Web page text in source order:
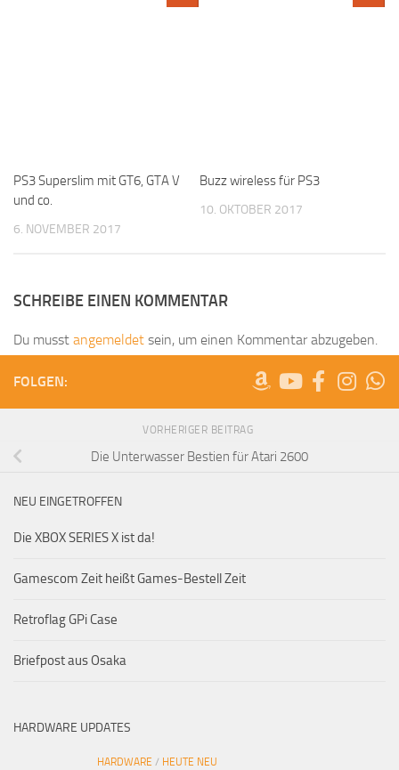
PS3 Superslim mit GT6, GTA V
und co.
6. NOVEMBER 2017
Buzz wireless für PS3
10. OKTOBER 2017
SCHREIBE EINEN KOMMENTAR
Du musst angemeldet sein, um einen Kommentar abzugeben.
FOLGEN:
VORHERIGER BEITRAG
Die Unterwasser Bestien für Atari 2600
NEU EINGETROFFEN
Die XBOX SERIES X ist da!
Gamescom Zeit heißt Games-Bestell Zeit
Retroflag GPi Case
Briefpost aus Osaka
HARDWARE UPDATES
HARDWARE / HEUTE NEU